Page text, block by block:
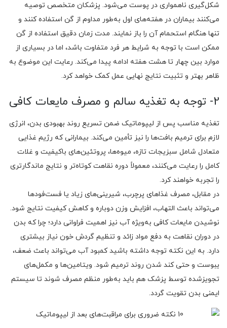
شکل‌گیری ناهمواری در پوست می‌شود. پزشکان متخصص توصیه
می‌کنند بیماران در هفته‌های اول به‌طور مداوم از گن استفاده کنند و
تنها هنگام استحمام آن را باز نمایند. مدت زمان دقیق استفاده از گن
ممکن است با توجه به شرایط هر فرد متفاوت باشد، اما در بسیاری از
موارد بین چهار تا هشت هفته ادامه پیدا می‌کند. رعایت این موضوع به
ظاهر بهتر و تثبیت نتایج نهایی عمل کمک خواهد کرد.
2- توجه به تغذیه سالم و مصرف مایعات کافی
تغذیه مناسب پس از لیپوماتیک ضمن تسریع روند بهبودی بدن، انرژی
لازم برای ترمیم بافت‌ها را نیز تأمین می‌کند. بیمارانی که رژیم غذایی
متعادل شامل سبزیجات تازه، میوه‌ها، پروتئین‌های باکیفیت و غلات
کامل را رعایت می‌کنند، معمولاً دوره نقاهت کوتاه‌تر و نتایج ماندگارتری
را تجربه خواهند کرد.
در مقابل، مصرف غذاهای پرچرب، شیرینی‌های زیاد یا فست‌فودها
می‌تواند باعث التهاب، افزایش وزن دوباره و کاهش کیفیت نتایج شود.
نوشیدن مایعات کافی به‌ویژه آب نیز اهمیت فراوانی دارد؛ چرا که بدن
در دوران نقاهت به دفع مواد زائد و تنظیم گردش خون نیاز بیشتری
دارد. به این نکته توجه داشته باشید کمبود آب می‌تواند باعث ضعف،
یبوست و حتی کند شدن روند ترمیم شود. ویتامین‌ها و مکمل‌های
تجویز‌شده توسط پزشک هم باید به‌طور منظم مصرف شوند تا سیستم
ایمنی بدن تقویت گردد.